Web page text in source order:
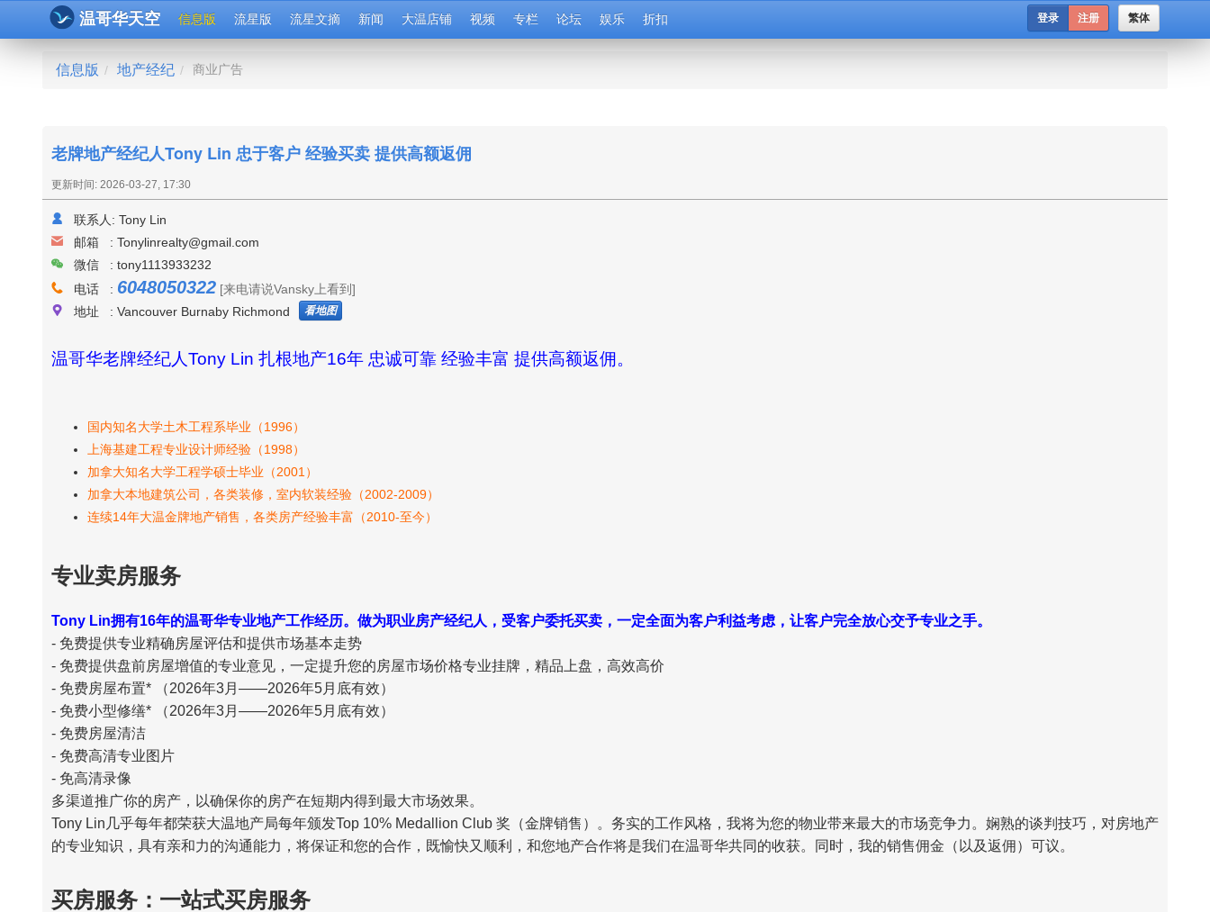
温哥华天空 信息版 流星版 流星文摘 新闻 大温店铺 视频 专栏 论坛 娱乐 折扣 繁体
登录 注册
信息版 / 地产经纪 / 商业广告
老牌地产经纪人Tony Lin 忠于客户 经验买卖 提供高额返佣
更新时间: 2026-03-27, 17:30
联系人: Tony Lin
邮箱 : Tonylinrealty@gmail.com
微信 : tony1113933232
电话 : 6048050322 [来电请说Vansky上看到]
地址 : Vancouver Burnaby Richmond看地图
温哥华老牌经纪人Tony Lin 扎根地产16年 忠诚可靠 经验丰富 提供高额返佣。
国内知名大学土木工程系毕业（1996）
上海基建工程专业设计师经验（1998）
加拿大知名大学工程学硕士毕业（2001）
加拿大本地建筑公司，各类装修，室内软装经验（2002-2009）
连续14年大温金牌地产销售，各类房产经验丰富（2010-至今）
专业卖房服务
Tony Lin拥有16年的温哥华专业地产工作经历。做为职业房产经纪人，受客户委托买卖，一定全面为客户利益考虑，让客户完全放心交予专业之手。
- 免费提供专业精确房屋评估和提供市场基本走势
- 免费提供盘前房屋增值的专业意见，一定提升您的房屋市场价格专业挂牌，精品上盘，高效高价
- 免费房屋布置* （2026年3月——2026年5月底有效）
- 免费小型修缮* （2026年3月——2026年5月底有效）
- 免费房屋清洁
- 免费高清专业图片
- 免高清录像
多渠道推广你的房产，以确保你的房产在短期内得到最大市场效果。
Tony Lin几乎每年都荣获大温地产局每年颁发Top 10% Medallion Club 奖（金牌销售）。务实的工作风格，我将为您的物业带来最大的市场竞争力。娴熟的谈判技巧，对房地产
的专业知识，具有亲和力的沟通能力，将保证和您的合作，既愉快又顺利，和您地产合作将是我们在温哥华共同的收获。同时，我的销售佣金（以及返佣）可议。
买房服务：一站式买房服务